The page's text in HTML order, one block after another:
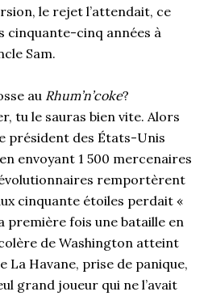
le rejet l’attendait, ce
cinquante-cinq années à
Sam.
au Rhum’n’coke?
tu le sauras bien vite. Alors
président des États-Unis
envoyant 1 500 mercenaires
remportèrent
cinquante étoiles perdait «
première fois une bataille en
de Washington atteint
La Havane, prise de panique,
grand joueur qui ne l’avait